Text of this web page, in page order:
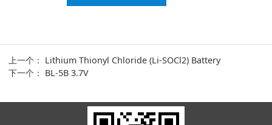
上一个： Lithium Thionyl Chloride (Li-SOCl2) Battery
下一个： BL-5B 3.7V